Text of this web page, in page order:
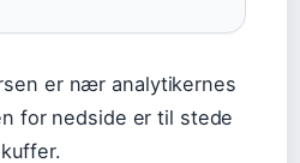
er nær analytikernes
for nedside er til stede